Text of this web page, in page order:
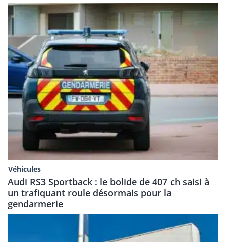
Véhicules
Audi RS3 Sportback : le bolide de 407 ch saisi à
un trafiquant roule désormais pour la
gendarmerie